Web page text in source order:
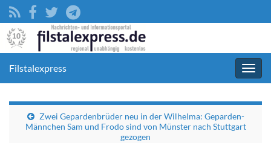
Filstalexpress
Zwei Gepardenbrüder neu in der Wilhelma: Geparden-
Männchen Sam und Frodo sind von Münster nach Stuttgart
gezogen